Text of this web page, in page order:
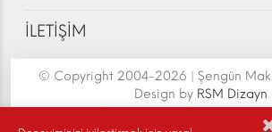
İLETİŞİM
© Copyright 2004-2026 | Şengün
Design by RSM Dizayn